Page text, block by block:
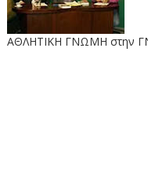
ΑΘΛΗΤΙΚΗ ΓΝΩΜΗ στην